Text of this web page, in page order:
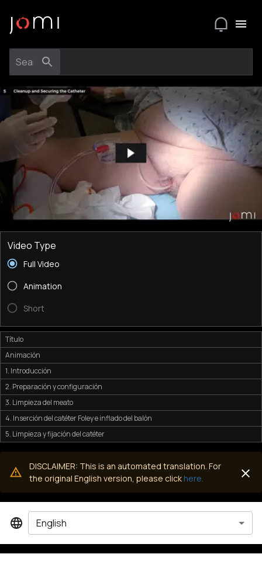
Video Type
Full Video
Animation
Short
Título
Animación
1. Introducción
2. Preparación y configuración
3. Limpieza del meato
4. Inserción del catéter Foley e inflado del balón
5. Limpieza y fijación del catéter
DISCLAIMER: This is an automated translation. For
the original English version, please click here.
English